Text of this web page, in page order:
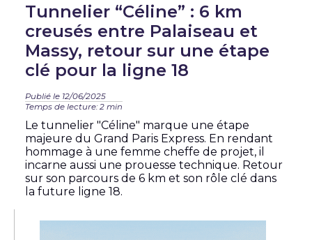
Tunnelier “Céline” : 6 km
creusés entre Palaiseau et
Massy, retour sur une étape
clé pour la ligne 18
Publié le 12/06/2025
Temps de lecture: 2 min
Le tunnelier "Céline" marque une étape
majeure du Grand Paris Express. En rendant
hommage à une femme cheffe de projet, il
incarne aussi une prouesse technique. Retour
sur son parcours de 6 km et son rôle clé dans
la future ligne 18.